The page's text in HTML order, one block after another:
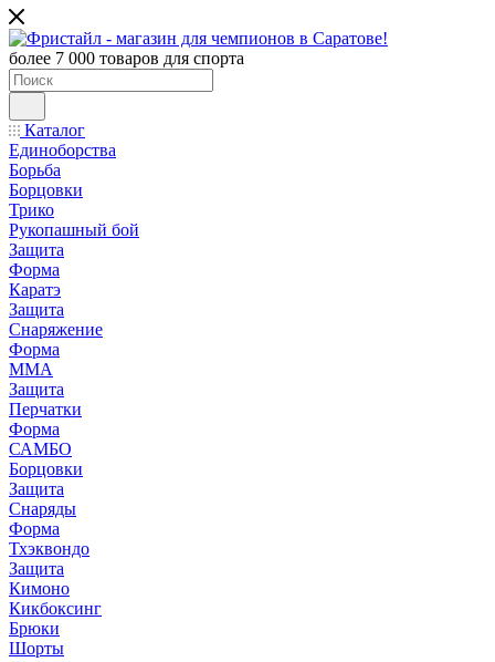
более 7 000 товаров для спорта
Каталог
Единоборства
Борьба
Борцовки
Трико
Рукопашный бой
Защита
Форма
Каратэ
Защита
Снаряжение
Форма
ММА
Защита
Перчатки
Форма
САМБО
Борцовки
Защита
Снаряды
Форма
Тхэквондо
Защита
Кимоно
Кикбоксинг
Брюки
Шорты